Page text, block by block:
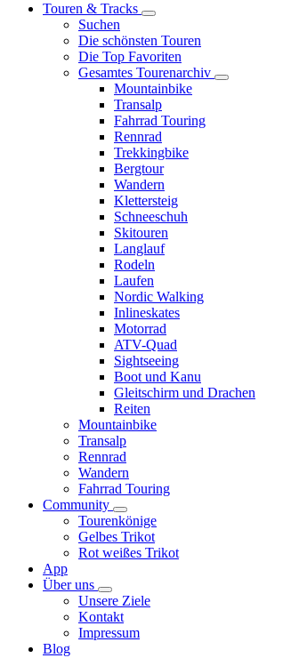
Touren & Tracks
Suchen
Die schönsten Touren
Die Top Favoriten
Gesamtes Tourenarchiv
Mountainbike
Transalp
Fahrrad Touring
Rennrad
Trekkingbike
Bergtour
Wandern
Klettersteig
Schneeschuh
Skitouren
Langlauf
Rodeln
Laufen
Nordic Walking
Inlineskates
Motorrad
ATV-Quad
Sightseeing
Boot und Kanu
Gleitschirm und Drachen
Reiten
Mountainbike
Transalp
Rennrad
Wandern
Fahrrad Touring
Community
Tourenkönige
Gelbes Trikot
Rot weißes Trikot
App
Über uns
Unsere Ziele
Kontakt
Impressum
Blog